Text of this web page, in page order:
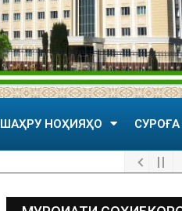
ШАҲРУ НОҲИЯҲО СУРОҒА